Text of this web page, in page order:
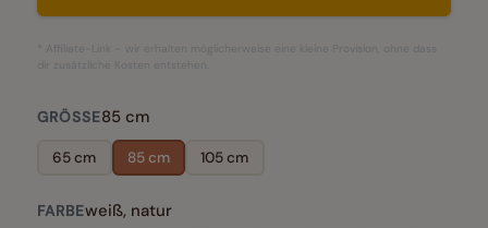
* Affiliate-Link – wir erhalten möglicherweise eine kleine Provision, ohne dass
dir zusätzliche Kosten entstehen.
GRÖSSE85 cm
65 cm 85 cm 105 cm
FARBEweiß, natur